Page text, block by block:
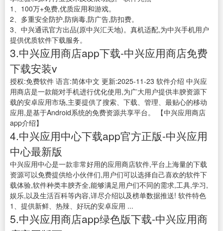
1、100万+免费,优质应用和游戏。
2、多重安全防护,防病毒,防广告,防扣费。
3、中兴通讯官方出品(原中兴汇天地)。真机适配,为中兴手机用户
提供优质软件下载服务。
3.中兴应用商店app下载-中兴应用商店免费
下载安装v
授权:免费软件 语言:简体中文 更新:2025-11-23 软件介绍 中兴应
用商店是一款能对手机进行优化使用,为广大用户提供丰腴资源下
载的安卓应用市场,主要提供了搜索、下载、管理、最贴心的移动
应用,是基于Android系统的免费资源共享平台。 【中兴应用商店
app介绍】
4.中兴应用中心下载app官方正版-中兴应用
中心最新版
中兴应用中心是一款非常好用的应用商店软件,平台上海量的下载
资源可以免费提供给小伙伴们,用户们可以选择自己喜欢的软件下
载体验,软件种类丰腴齐全,能够满足用户们不同的需求,工具,学习,
娱乐,以及生活百科等内容,详尽介绍以及榜单数据推送! 软件特色
1、提供新鲜、热辣、好玩的安卓应用 ...
5.中兴应用商店app绿色版下载-中兴应用商